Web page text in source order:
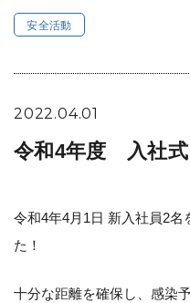
安全活動
2022.04.01
令和4年度 入社式
令和4年4月1日 新入社員2名
た！
十分な距離を確保し、感染